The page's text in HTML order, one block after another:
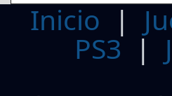
Inicio |
PS3|